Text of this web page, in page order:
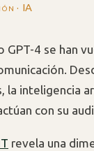
· IA
4 se han
la inteligencia
con su
revela una